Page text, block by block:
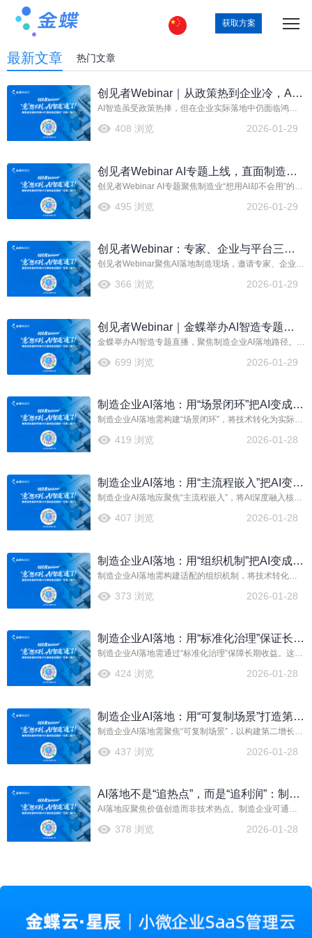
获取方案
最新文章 热门文章
创见者Webinar｜从政策热到企业冷，AI
智造如何跨越落地鸿沟
AI智造虽受政策热捧，但在企业实际落地中仍面临鸿
AI技术从概念走向生产实践，实现真正的价值转化。
2026-01-29
408 浏览
创见者Webinar AI专题上线，直面制造
业“想用AI却不会用”的现实困境
创见者Webinar AI专题聚焦制造业“想用AI却不会用”的困
版等产品，通过实际案例与功能解析，帮助企业掌握AI
2026-01-29
495 浏览
创见者Webinar：专家、企业与平台三方
共议AI如何真正走进制造现场
创见者Webinar聚焦AI落地制造现场，邀请专家、企业与
产力，解决一线痛点，实现降本增效与智能化升级，推
2026-01-29
366 浏览
创见者Webinar｜金蝶举办AI智造专题直
播，聚焦制造企业AI落地路径
金蝶举办AI智造专题直播，聚焦制造企业AI落地路径。活
法，旨在帮助企业借助金蝶云星空旗舰版等解决方案，
2026-01-29
699 浏览
制造企业AI落地：用“场景闭环”把AI变成竞
争力
制造企业AI落地需构建“场景闭环”，将技术转化为实际竞
AI与业务流程的深度融合，形成从需求洞察到决策执行
2026-01-28
419 浏览
制造企业AI落地：用“主流程嵌入”把AI变成
经营力
制造企业AI落地应聚焦“主流程嵌入”，将AI深度融入核心
划，选择关键场景进行试点，并确保技术与流程的紧密
2026-01-28
407 浏览
制造企业AI落地：用“组织机制”把AI变成生
产力
制造企业AI落地需构建适配的组织机制，将技术转化为
度进行系统性变革，确保AI与业务深度融合，从而驱动
2026-01-28
373 浏览
制造企业AI落地：用“标准化治理”保证长期
收益
制造企业AI落地需通过“标准化治理”保障长期收益。这要
可复制、可管理、可迭代，从而在多变环境中持续创造
2026-01-28
424 浏览
制造企业AI落地：用“可复制场景”打造第二
增长曲线
制造企业AI落地需聚焦“可复制场景”，以构建第二增长曲
术转化为可规模化应用的解决方案，从而持续驱动效率
2026-01-28
437 浏览
AI落地不是“追热点”，而是“追利润”：制造
企业的10条价值线
AI落地应聚焦价值创造而非技术热点。制造企业可通过
等，实现降本增效与业务增长。关键在于选择能直接带
2026-01-28
378 浏览